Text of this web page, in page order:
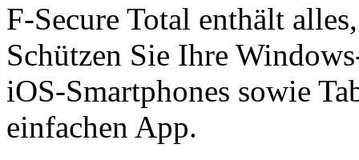
F‑Secure Total enthält
Schützen Sie Ihre
iOS-Smart­phones sowie
einfachen App.